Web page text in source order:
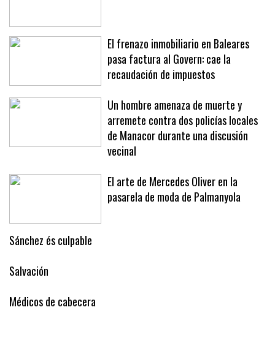
El frenazo inmobiliario en Baleares
pasa factura al Govern: cae la
recaudación de impuestos
Un hombre amenaza de muerte y
arremete contra dos policías locales
de Manacor durante una discusión
vecinal
El arte de Mercedes Oliver en la
pasarela de moda de Palmanyola
Sánchez és culpable
Salvación
Médicos de cabecera